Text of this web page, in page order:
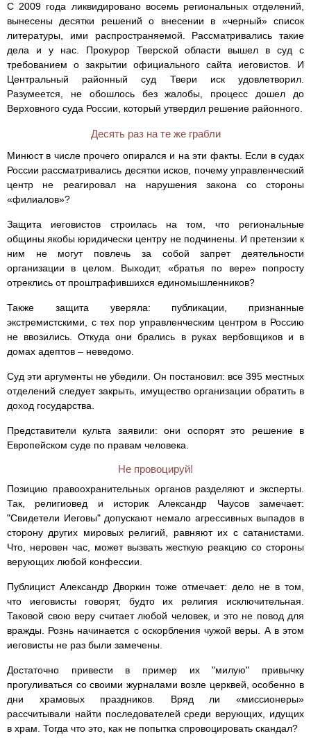
С 2009 года ликвидировано восемь региональных отделений,
вынесены десятки решений о внесении в «черный» список
литературы, ими распространяемой. Рассматривались такие
дела и у нас. Прокурор Тверской области вышел в суд с
требованием о закрытии официального сайта иеговистов. И
Центральный районный суд Твери иск удовлетворил.
Разумеется, не обошлось без жалобы, процесс дошел до
Верховного суда России, который утвердил решение районного.
Десять раз на те же грабли
Минюст в числе прочего опирался и на эти факты. Если в судах
России рассматривались десятки исков, почему управленческий
центр не реагировал на нарушения закона со стороны
«филиалов»?
Защита иеговистов строилась на том, что региональные
общины якобы юридически центру не подчинены. И претензии к
ним не могут повлечь за собой запрет деятельности
организации в целом. Выходит, «братья по вере» попросту
отреклись от проштрафившихся единомышленников?
Также защита уверяла: публикации, признанные
экстремистскими, с тех пор управленческим центром в Россию
не ввозились. Откуда они брались в руках вербовщиков и в
домах адептов – неведомо.
Суд эти аргументы не убедили. Он постановил: все 395 местных
отделений следует закрыть, имущество организации обратить в
доход государства.
Представители культа заявили: они оспорят это решение в
Европейском суде по правам человека.
Не провоцируй!
Позицию правоохранительных органов разделяют и эксперты.
Так, религиовед и историк Александр Чаусов замечает:
"Свидетели Иеговы" допускают немало агрессивных выпадов в
сторону других мировых религий, равняют их с сатанистами.
Что, неровен час, может вызвать жесткую реакцию со стороны
верующих любой конфессии.
Публицист Александр Дворкин тоже отмечает: дело не в том,
что иеговисты говорят, будто их религия исключительная.
Таковой свою веру считает любой человек, и это не повод для
вражды. Рознь начинается с оскорбления чужой веры. А в этом
иеговисты не раз были замечены.
Достаточно привести в пример их "милую" привычку
прогуливаться со своими журналами возле церквей, особенно в
дни храмовых праздников. Вряд ли «миссионеры»
рассчитывали найти последователей среди верующих, идущих
в храм. Тогда что это, как не попытка спровоцировать скандал?